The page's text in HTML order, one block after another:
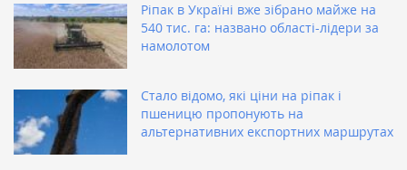
Ріпак в Україні вже зібрано майже на
540 тис. га: названо області-лідери за
намолотом
Стало відомо, які ціни на ріпак і
пшеницю пропонують на
альтернативних експортних маршрутах